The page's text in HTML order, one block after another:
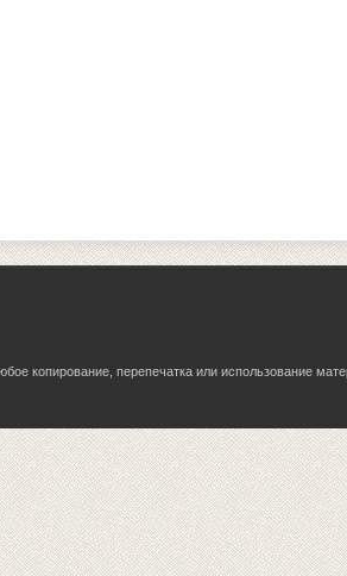
копирование, перепечатка или использование